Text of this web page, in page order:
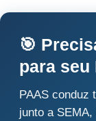
🎯
para seu
PAAS conduz
junto a